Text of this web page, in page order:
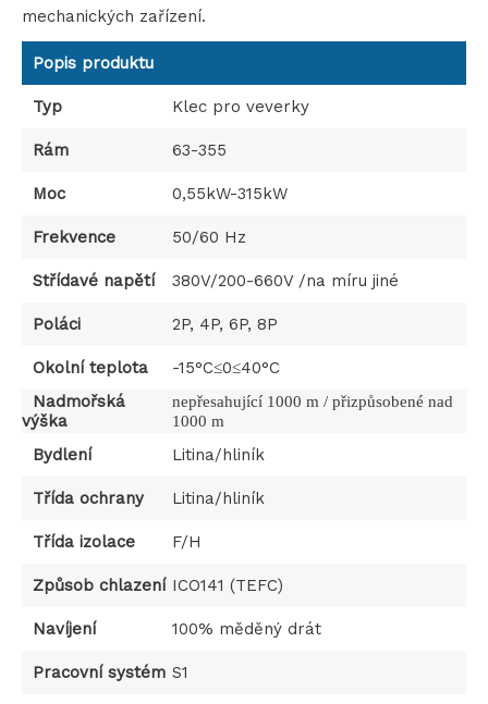
mechanických zařízení.
Popis produktu
Typ Klec pro veverky
Rám 63-355
Moc 0,55kW-315kW
Frekvence 50/60 Hz
Střídavé napětí 380V/200-660V /na míru jiné
Poláci 2P, 4P, 6P, 8P
Okolní teplota
-15°C≤0≤40°C
Nadmořská
výška
nepřesahující 1000 m / přizpůsobené nad
1000 m
Bydlení Litina/hliník
Třída ochrany Litina/hliník
Třída izolace F/H
Způsob chlazení ICO141 (TEFC)
Navíjení 100% měděný drát
Pracovní systém S1